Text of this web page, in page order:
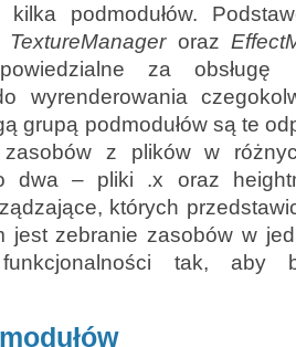
podmodułów.
TextureManageroraz
za obsługę
wyrenderowania
grupą podmodułów są te
zasobów z plików w
dwa – pliki .x oraz
których
jest zebranie zasobów w
funkcjonalności tak, aby